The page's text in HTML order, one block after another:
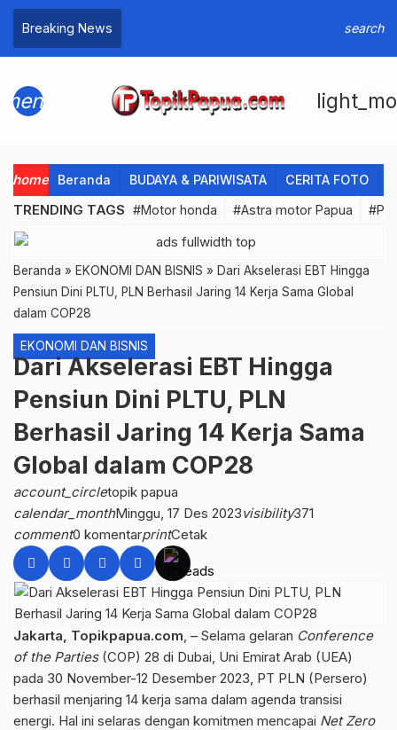
Breaking News search
menu
home Beranda BUDAYA & PARIWISATA CERITA FOTO
TRENDING TAGS #Motor honda #Astra motor Papua
Beranda » EKONOMI DAN BISNIS » Dari Akselerasi EBT Hingga
Pensiun Dini PLTU, PLN Berhasil Jaring 14 Kerja Sama Global
dalam COP28
EKONOMI DAN BISNIS
Dari Akselerasi EBT Hingga
Pensiun Dini PLTU, PLN
Berhasil Jaring 14 Kerja Sama
Global dalam COP28
account_circletopik papua
calendar_monthMinggu, 17 Des 2023visibility371
comment0 komentarprintCetak
Jakarta, Topikpapua.com, – Selama gelaran Conference
of the Parties(COP) 28 di Dubai, Uni Emirat Arab (UEA)
pada 30 November-12 Desember 2023, PT PLN (Persero)
berhasil menjaring 14 kerja sama dalam agenda transisi
energi. Hal ini selaras dengan komitmen mencapai Net Zero